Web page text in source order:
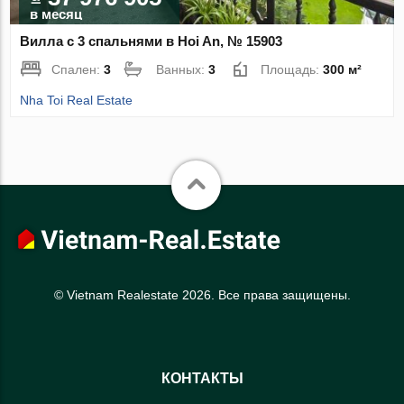
в месяц
Вилла с 3 спальнями в Hoi An, № 15903
Спален:3 Ванных:3 Площадь:300 м²
Nha Toi Real Estate
© Vietnam Realestate 2026. Все права защищены.
КОНТАКТЫ